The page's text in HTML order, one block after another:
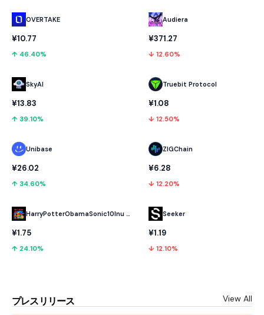
OVERTAKE
¥10.77
↑ 46.40%
SkyAI
¥13.83
↑ 39.10%
Unibase
¥26.02
↑ 34.60%
HarryPotterObamaSonic10Inu (ETH)
¥1.75
↑ 24.10%
Audiera
¥371.27
↓ 12.60%
Truebit Protocol
¥1.08
↓ 12.50%
ZIGChain
¥6.28
↓ 12.20%
Seeker
¥1.19
↓ 12.10%
プレスリリース View All